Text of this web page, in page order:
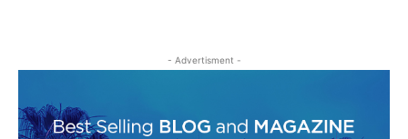
- Advertisment -